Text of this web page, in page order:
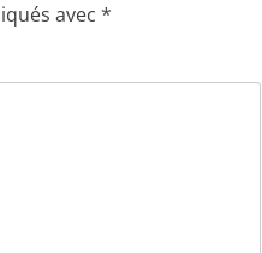
avec *